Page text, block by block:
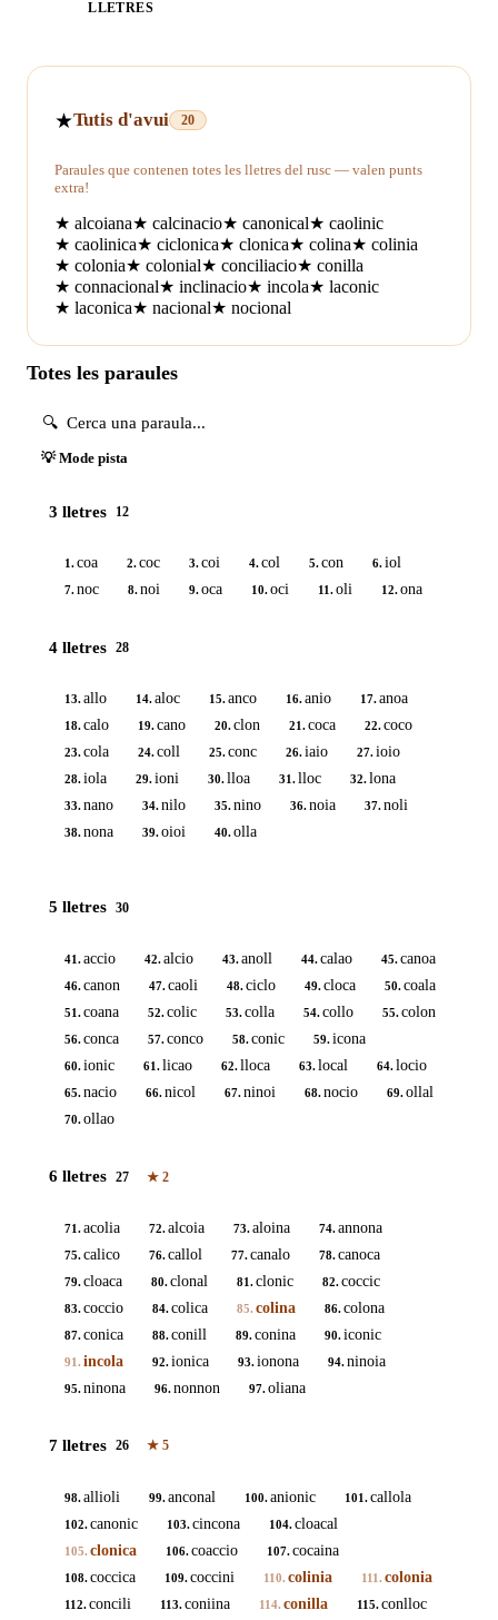
LLETRES
★Tutis d'avui 20
Paraules que contenen totes les lletres del rusc — valen punts
extra!
★ alcoiana★ calcinacio★ canonical★ caolinic
★ caolinica★ ciclonica★ clonica★ colina★ colinia
★ colonia★ colonial★ conciliacio★ conilla
★ connacional★ inclinacio★ incola★ laconic
★ laconica★ nacional★ nocional
Totes les paraules
💡 Mode pista
3 lletres 12
1.coa 2.coc 3.coi 4.col 5.con 6.iol
7.noc 8.noi 9.oca 10.oci 11.oli 12.ona
4 lletres 28
13.allo 14.aloc 15.anco 16.anio 17.anoa
18.calo 19.cano 20.clon 21.coca 22.coco
23.cola 24.coll 25.conc 26.iaio 27.ioio
28.iola 29.ioni 30.lloa 31.lloc 32.lona
33.nano 34.nilo 35.nino 36.noia 37.noli
38.nona 39.oioi 40.olla
5 lletres 30
41.accio 42.alcio 43.anoll 44.calao 45.canoa
46.canon 47.caoli 48.ciclo 49.cloca 50.coala
51.coana 52.colic 53.colla 54.collo 55.colon
56.conca 57.conco 58.conic 59.icona
60.ionic 61.licao 62.lloca 63.local 64.locio
65.nacio 66.nicol 67.ninoi 68.nocio 69.ollal
70.ollao
6 lletres 27 ★ 2
71.acolia 72.alcoia 73.aloina 74.annona
75.calico 76.callol 77.canalo 78.canoca
79.cloaca 80.clonal 81.clonic 82.coccic
83.coccio 84.colica 85. colina 86.colona
87.conica 88.conill 89.conina 90.iconic
91. incola 92.ionica 93.ionona 94.ninoia
95.ninona 96.nonnon 97.oliana
7 lletres 26 ★ 5
98.allioli 99.anconal 100.anionic 101.callola
102.canonic 103.cincona 104.cloacal
105. clonica 106.coaccio 107.cocaina
108.coccica 109.coccini 110. colinia 111. colonia
112.concili 113.coniina 114. conilla 115.conlloc